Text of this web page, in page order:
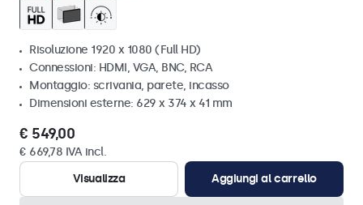
Risoluzione 1920 x 1080 (Full HD)
Connessioni: HDMI, VGA, BNC, RCA
Montaggio: scrivania, parete, incasso
Dimensioni esterne: 629 x 374 x 41 mm
€ 549,00
€ 669,78 IVA incl.
Visualizza
Aggiungi al carrello